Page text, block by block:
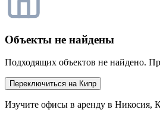
Объекты не найдены
Подходящих объектов не найдено.
Переключиться на Кипр
Изучите офисы в аренду в Никосия,